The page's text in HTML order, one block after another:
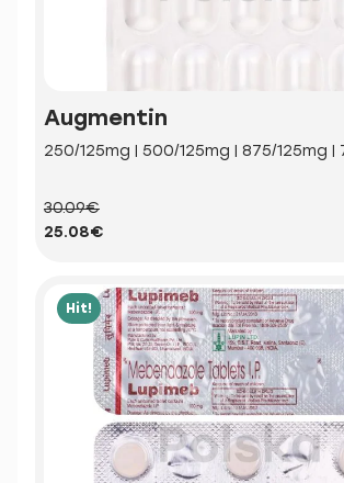
Augmentin
250/125mg | 500/125mg | 875/125mg
30.09€
25.08€
Hit!